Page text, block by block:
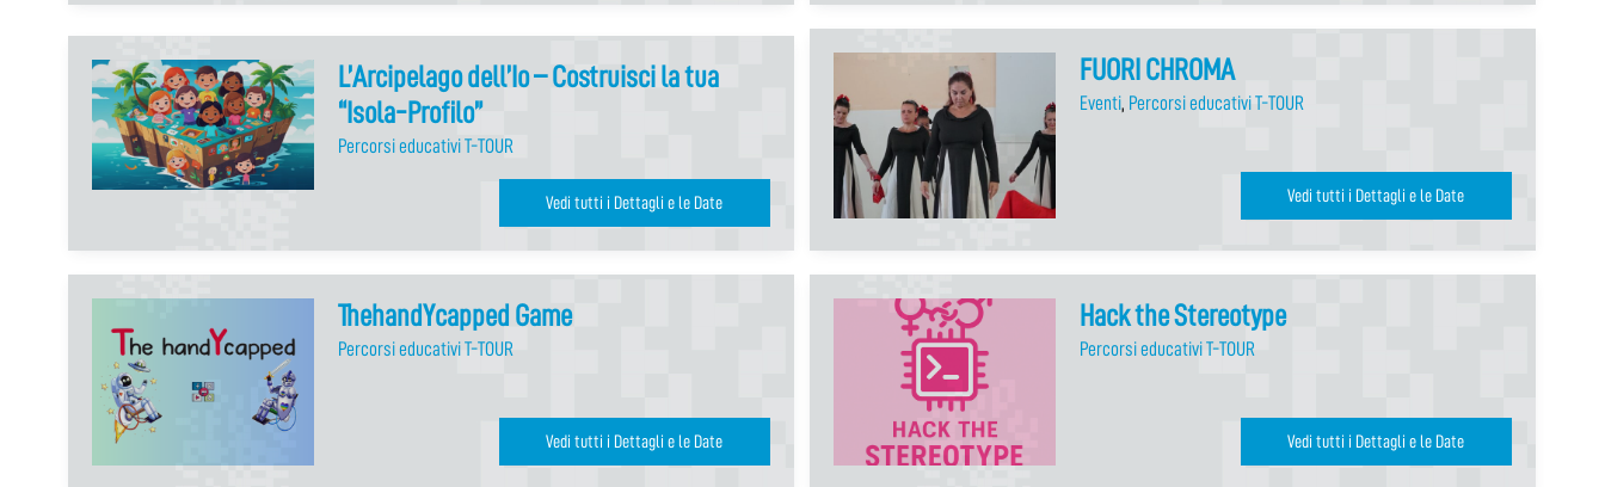
L’Arcipelago dell’Io – Costruisci la tua
“Isola-Profilo”
Percorsi educativi T-TOUR
Vedi tutti i Dettagli e le Date
FUORI CHROMA
Eventi, Percorsi educativi T-TOUR
Vedi tutti i Dettagli e le Date
ThehandYcapped Game
Percorsi educativi T-TOUR
Vedi tutti i Dettagli e le Date
Hack the Stereotype
Percorsi educativi T-TOUR
Vedi tutti i Dettagli e le Date